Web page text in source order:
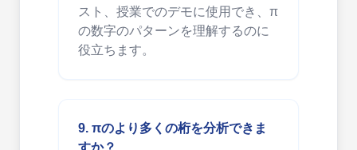
スト、授業でのデモに使用でき、π
の数字のパターンを理解するのに
役立ちます。
9. πのより多くの桁を分析できま
すか？